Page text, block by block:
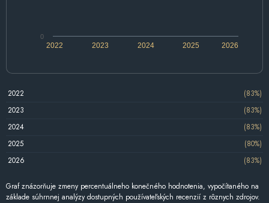
2022 2024 2026
2023 2025
0
2022
(83%)
2023
(83%)
2024
(83%)
2025
(80%)
2026
(83%)
Graf znázorňuje zmeny percentuálneho konečného hodnotenia, vypočítaného na
základe súhrnnej analýzy dostupných používateľských recenzií z rôznych zdrojov.